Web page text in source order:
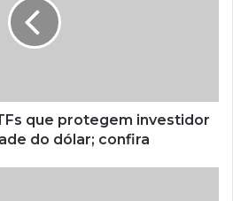
que protegem investidor
do dólar; confira